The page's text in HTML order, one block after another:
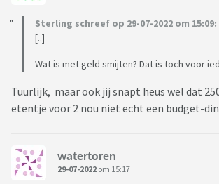
Sterling schreef op 29-07-2022 om 15:09:
[..]
Wat is met geld smijten? Dat is toch voor
Tuurlijk, maar ook jij snapt heus wel dat
etentje voor 2 nou niet echt een budget-
watertoren
29-07-2022 om 15:17